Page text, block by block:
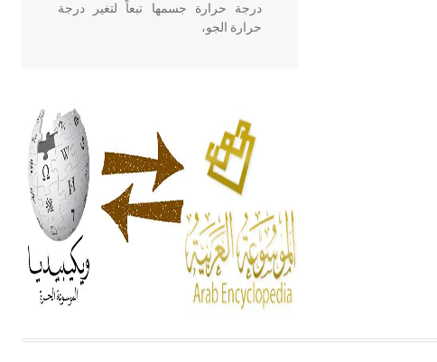
درجة حرارة جسمها تبعاً لتغير درجة
حرارة الجو،
أربعة مؤلفات هي: الحكم، الأدلة، تنظيم
التغذية، ورسالته في جروح الرأس.
ويعود له الفضل بأنه حرر الطب من
الدين والفلسفة.
- هل تعلم أن المرجان إفراز حيواني
يتكون في البحر ويتركب من مادة
كربونات الكلسيوم، وهو أحمر أو شديد
الحمرة وهو أجود أنواعه، ويمتاز بكبر
الحجم ويسمى الش